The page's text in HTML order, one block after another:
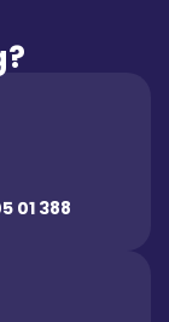
01 388